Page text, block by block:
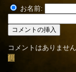
お名前:
コメントはありませ
餌